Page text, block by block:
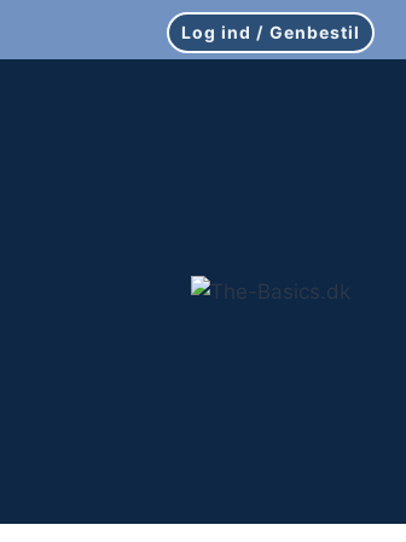
Log ind / Genbestil